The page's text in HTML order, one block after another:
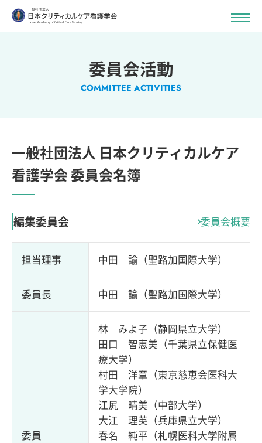
委員会活動
COMMITTEE ACTIVITIES
一般社団法人 日本クリティカルケア
看護学会 委員会名簿
編集委員会 委員会概要
担当理事 中田 諭（聖路加国際大学）
委員長 中田 諭（聖路加国際大学）
委員
林 みよ子（静岡県立大学）
田口 智恵美（千葉県立保健医
療大学）
村田 洋章（東京慈恵会医科大
学大学院）
江㞍 晴美（中部大学）
大江 理英（兵庫県立大学）
春名 純平（札幌医科大学附属